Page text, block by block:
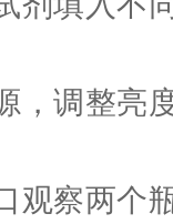
调整亮度
察两个瓶